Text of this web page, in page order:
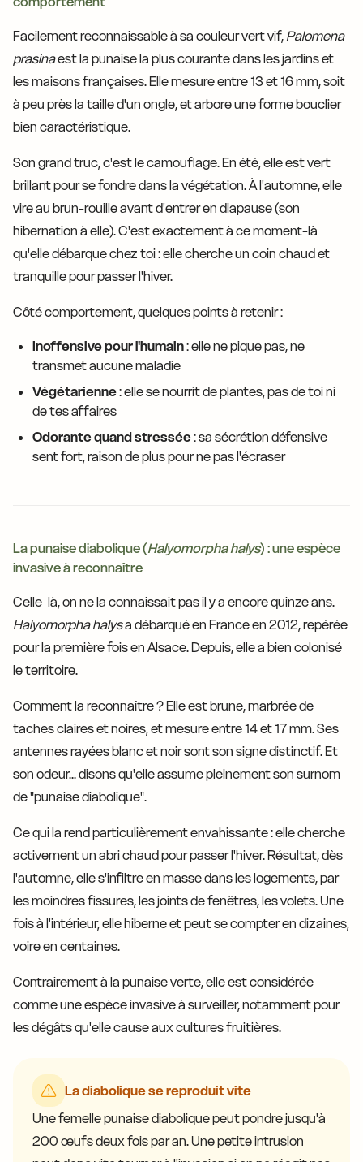
Facilement reconnaissable à sa couleur vert vif, Palomena
prasinaest la punaise la plus courante dans les jardins et
les maisons françaises. Elle mesure entre 13 et 16 mm, soit
à peu près la taille d'un ongle, et arbore une forme bouclier
bien caractéristique.
Son grand truc, c'est le camouflage. En été, elle est vert
brillant pour se fondre dans la végétation. À l'automne, elle
vire au brun-rouille avant d'entrer en diapause (son
hibernation à elle). C'est exactement à ce moment-là
qu'elle débarque chez toi : elle cherche un coin chaud et
tranquille pour passer l'hiver.
Côté comportement, quelques points à retenir :
Inoffensive pour l'humain: elle ne pique pas, ne
transmet aucune maladie
Végétarienne: elle se nourrit de plantes, pas de toi ni
de tes affaires
Odorante quand stressée: sa sécrétion défensive
sent fort, raison de plus pour ne pas l'écraser
La punaise diabolique (Halyomorpha halys) : une espèce
invasive à reconnaître
Celle-là, on ne la connaissait pas il y a encore quinze ans.
Halyomorpha halysa débarqué en France en 2012, repérée
pour la première fois en Alsace. Depuis, elle a bien colonisé
le territoire.
Comment la reconnaître ? Elle est brune, marbrée de
taches claires et noires, et mesure entre 14 et 17 mm. Ses
antennes rayées blanc et noir sont son signe distinctif. Et
son odeur... disons qu'elle assume pleinement son surnom
de "punaise diabolique".
Ce qui la rend particulièrement envahissante : elle cherche
activement un abri chaud pour passer l'hiver. Résultat, dès
l'automne, elle s'infiltre en masse dans les logements, par
les moindres fissures, les joints de fenêtres, les volets. Une
fois à l'intérieur, elle hiberne et peut se compter en dizaines,
voire en centaines.
Contrairement à la punaise verte, elle est considérée
comme une espèce invasive à surveiller, notamment pour
les dégâts qu'elle cause aux cultures fruitières.
La diabolique se reproduit vite
Une femelle punaise diabolique peut pondre jusqu'à
200 œufs deux fois par an. Une petite intrusion